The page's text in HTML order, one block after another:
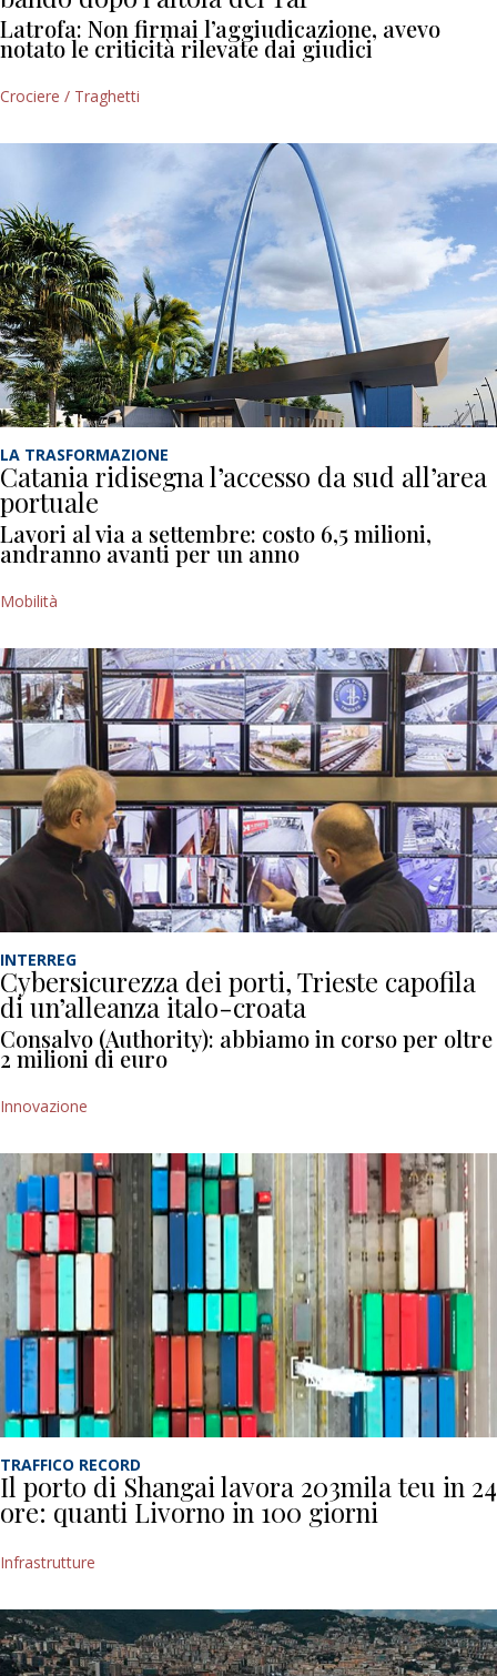
Latrofa: Non firmai l’aggiudicazione, avevo
notato le criticità rilevate dai giudici
Crociere / Traghetti
LA TRASFORMAZIONE
Catania ridisegna l’accesso da sud all’area
portuale
Lavori al via a settembre: costo 6,5 milioni,
andranno avanti per un anno
Mobilità
INTERREG
Cybersicurezza dei porti, Trieste capofila
di un’alleanza italo-croata
Consalvo (Authority): abbiamo in corso per oltre
2 milioni di euro
Innovazione
TRAFFICO RECORD
Il porto di Shangai lavora 203mila teu in 24
ore: quanti Livorno in 100 giorni
Infrastrutture